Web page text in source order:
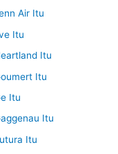
Air Itu
Itu
Itu
Itu
Itu
Itu
Itu